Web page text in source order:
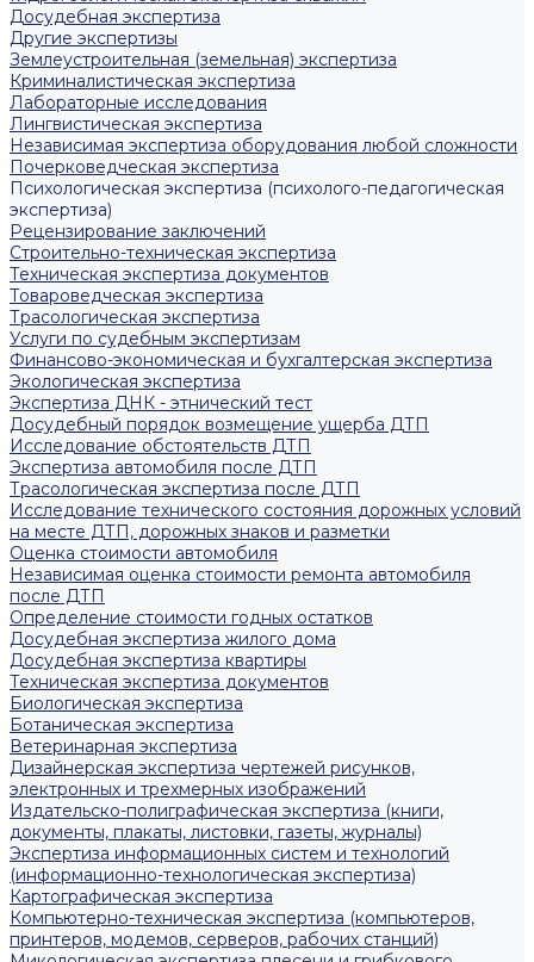
Досудебная экспертиза
Другие экспертизы
Землеустроительная (земельная) экспертиза
Криминалистическая экспертиза
Лабораторные исследования
Лингвистическая экспертиза
Независимая экспертиза оборудования любой сложности
Почерковедческая экспертиза
Психологическая экспертиза (психолого-педагогическая
экспертиза)
Рецензирование заключений
Строительно-техническая экспертиза
Техническая экспертиза документов
Товароведческая экспертиза
Трасологическая экспертиза
Услуги по судебным экспертизам
Финансово-экономическая и бухгалтерская экспертиза
Экологическая экспертиза
Экспертиза ДНК - этнический тест
Досудебный порядок возмещение ущерба ДТП
Исследование обстоятельств ДТП
Экспертиза автомобиля после ДТП
Трасологическая экспертиза после ДТП
Исследование технического состояния дорожных условий
на месте ДТП, дорожных знаков и разметки
Оценка стоимости автомобиля
Независимая оценка стоимости ремонта автомобиля
после ДТП
Определение стоимости годных остатков
Досудебная экспертиза жилого дома
Досудебная экспертиза квартиры
Техническая экспертиза документов
Биологическая экспертиза
Ботаническая экспертиза
Ветеринарная экспертиза
Дизайнерская экспертиза чертежей рисунков,
электронных и трехмерных изображений
Издательско-полиграфическая экспертиза (книги,
документы, плакаты, листовки, газеты, журналы)
Экспертиза информационных систем и технологий
(информационно-технологическая экспертиза)
Картографическая экспертиза
Компьютерно-техническая экспертиза (компьютеров,
принтеров, модемов, серверов, рабочих станций)